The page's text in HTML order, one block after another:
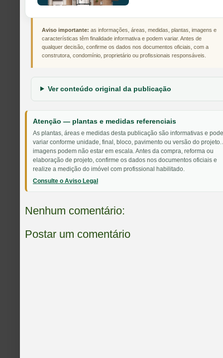
Aviso importante: as informações, áreas, medidas, plantas, imagens e
características têm finalidade informativa e podem variar. Antes de
qualquer decisão, confirme os dados nos documentos oficiais, com a
construtora, condomínio, proprietário ou profissionais responsáveis.
Ver conteúdo original da publicação
Atenção — plantas e medidas referenciais
As plantas, áreas e medidas desta publicação são informativas e
variar conforme unidade, final, bloco, pavimento ou versão do projeto.
imagens podem não estar em escala. Antes da compra, reforma ou
elaboração de projeto, confirme os dados nos documentos oficiais e
realize a medição do imóvel com profissional habilitado.
Consulte o Aviso Legal
Nenhum comentário:
Postar um comentário